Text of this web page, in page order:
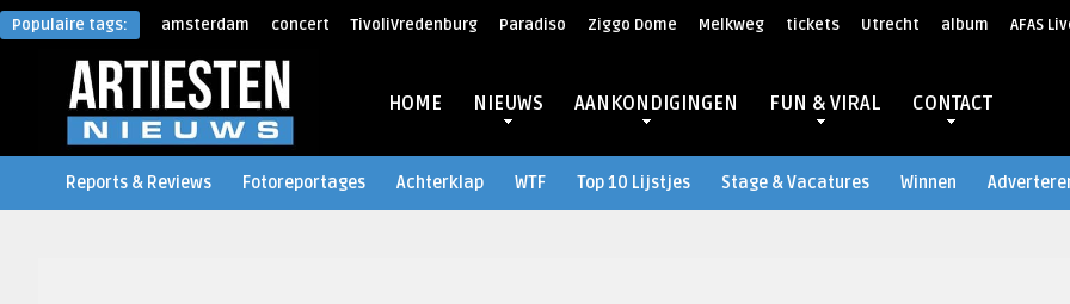
Populaire tags: amsterdam concert TivoliVredenburg Paradiso Ziggo Dome Melkweg tickets Utrecht album AFAS
HOME NIEUWS AANKONDIGINGEN FUN & VIRAL CONTACT
Reports & Reviews Fotoreportages Achterklap WTF Top 10 Lijstjes Stage & Vacatures Winnen